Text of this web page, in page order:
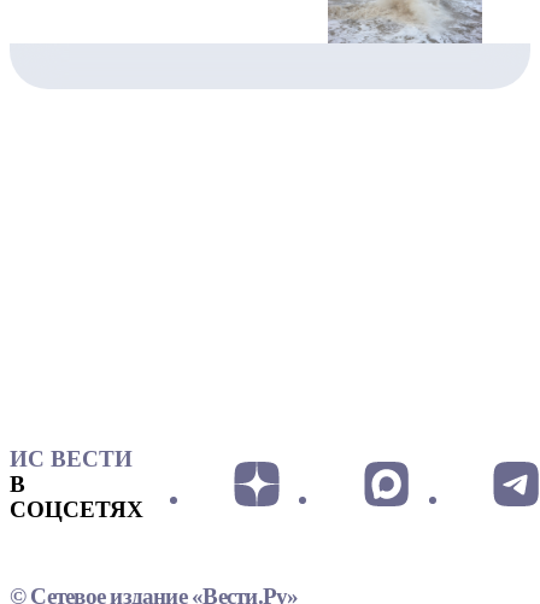
ИС ВЕСТИ
В
СОЦСЕТЯХ
© Сетевое издание «Вести.Ру»